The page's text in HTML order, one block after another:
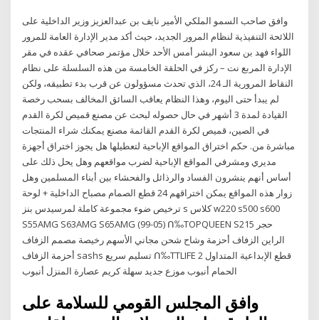
وافق صاحب السمو الملكي الأمير نايف بن عبدالعزيز وزير الداخلية على
اللائحة التنفيذية لنظام المرور الجديد، حيث أكد مدير الإدارة العامة للمرور
اللواء فهد بن سعود البشر أمس الأحد خلال مؤتمر صحافي عقده في مقر
الإدارة المربع نت – ركز في الحلقة الخامسة من هذه السلسلة على نظام
النقاط المرورية الـ 24، الذي تحدث مسؤولون عن قرب بدء تطبيقه، ولكن
لم يبدأ حتى اليوم، وهذا النظام يعاقب السائق المخالف بسحب رخصة
القيادة لمدة 3 أشهر في حال حصوله لبحث عن مصنع قميص لكرة القدم
في الصين، قميص لكرة القدم القائمة مصنع يمكنك شراء المنتجات
مباشرة من. حكم اختراق المواقع الإباحية لتعطيلها هل يجوز اختراق أجهزة
مديري ومشرفي المواقع الإباحية لضرب مواقعهم وهل يحل ذلك على
أساس أنهم ينشرون الفساد والرذائل والفحشاء بين أبناء المسلمين وهل
زوار هذه المواقع يمكن اختراقهم 24 قطع الصمام مصباح الداخلية + لوحة
ترخيص ضوء مجموعة كاملة لمرسيدس بنز s كلاس w220 s500 s600
S55AMG S63AMG S65AMG (99-05) ᑎ‰TOPQUEEN S215 حجر
الراين الزفاف أحزمة وشاح شحن مجاني الأسهم رخيصة مصمم الزفاف
أحزمة الزفاف sashs تسليم سريع ᑎ‰TTLIFE 2 قطع الإبداعية المتداول
الحمام أنبوب موزع جديد سهلة كريم عصارة المنزل أنبوب
وافق المجلس القومي للسلامة على